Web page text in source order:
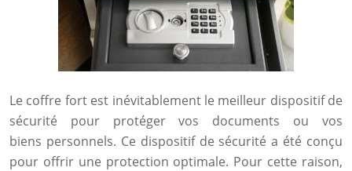
Le coffre fort est inévitablement le meilleur dispositif de
sécurité pour protéger vos documents ou vos
biens personnels. Ce dispositif de sécurité a été conçu
pour offrir une protection optimale. Pour cette raison,